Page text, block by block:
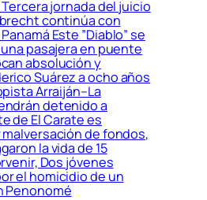
jornada del juicio
continúa con
Este ”Diablo” se
pasajera en puente
absolución y
Suárez a ocho años
Arraiján–La
detenido a
de El Carate es
de fondos,
la vida de 15
Dos jóvenes
el homicidio de un
Penonomé